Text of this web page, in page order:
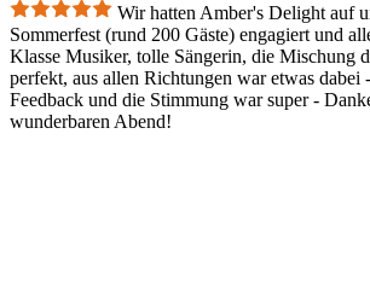
Wir hatten Amber's Delight auf
Sommerfest (rund 200 Gäste) engagiert und
Klasse Musiker, tolle Sängerin, die Mischung
perfekt, aus allen Richtungen war etwas dabei
Feedback und die Stimmung war super -
wunderbaren Abend!